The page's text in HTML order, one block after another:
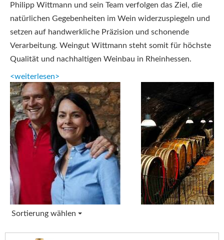
Philipp Wittmann und sein Team verfolgen das Ziel, die
natürlichen Gegebenheiten im Wein widerzuspiegeln und
setzen auf handwerkliche Präzision und schonende
Verarbeitung. Weingut Wittmann steht somit für höchste
Qualität und nachhaltigen Weinbau in Rheinhessen.
<weiterlesen>
Sortierung wählen